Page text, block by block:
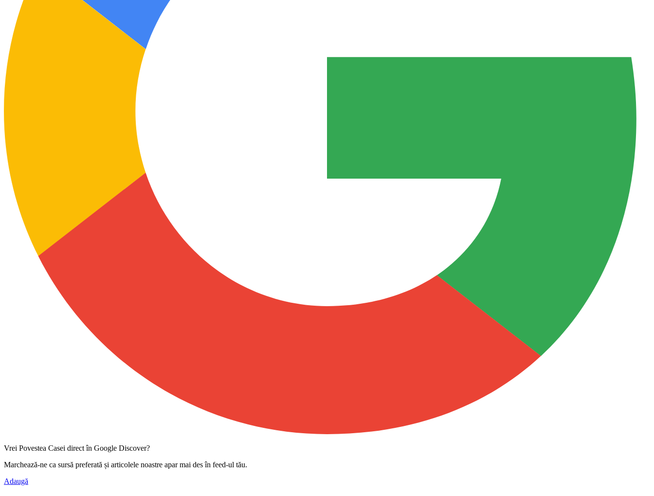
Vrei Povestea Casei direct în Google Discover?
Marchează-ne ca sursă preferată și articolele noastre apar mai des în feed-ul tău.
Adaugă